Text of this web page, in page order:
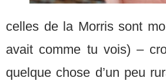
celles de la Morris sont
avait comme tu vois) –
quelque chose d’un peu